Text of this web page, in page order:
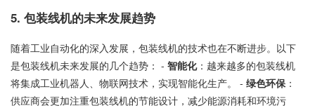
5. 包装线机的未来发展趋势
随着工业自动化的深入发展，包装线机的技术也在不断进步。以下
是包装线机未来发展的几个趋势： - 智能化：越来越多的包装线机
将集成工业机器人、物联网技术，实现智能化生产。 - 绿色环保 ：
供应商会更加注重包装线机的节能设计，减少能源消耗和环境污